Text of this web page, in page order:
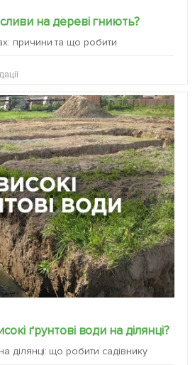
на дереві гниють?
причини та що робити
ґрунтові води на ділянці?
ділянці: що робити садівнику